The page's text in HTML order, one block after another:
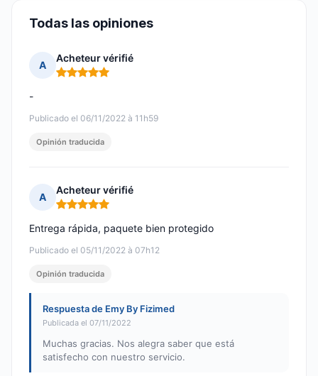
Todas las opiniones
A
Acheteur vérifié
Nota: 5 de 5
Publicado el 06/11/2022 à 11h59
-
Opinión traducida
A
Acheteur vérifié
Nota: 5 de 5
Publicado el 05/11/2022 à 07h12
Entrega rápida, paquete bien protegido
Opinión traducida
Respuesta de Emy By Fizimed
Publicada el 07/11/2022
Muchas gracias. Nos alegra saber que está
satisfecho con nuestro servicio.